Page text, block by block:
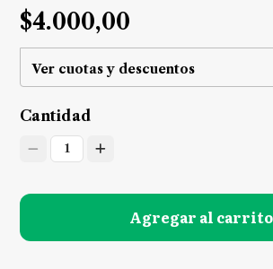
$4.000,00
Ver cuotas y descuentos
Cantidad
1
Agregar al carrito